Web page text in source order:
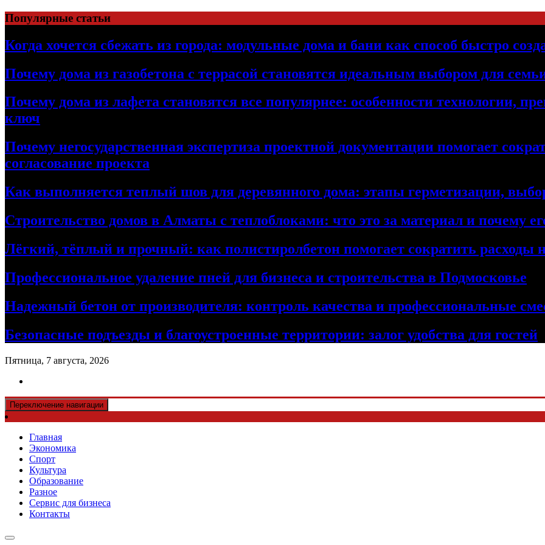
Перейти
к
содержимому
Популярные статьи
Когда хочется сбежать из города: модульные дома и бани как способ быстро
Почему дома из газобетона с террасой становятся идеальным выбором для
Почему дома из лафета становятся все популярнее: особенности технологии,
ключ
Почему негосударственная экспертиза проектной документации помогает
согласование проекта
Как выполняется теплый шов для деревянного дома: этапы герметизации,
Строительство домов в Алматы с теплоблоками: что это за материал и почему
Лёгкий, тёплый и прочный: как полистиролбетон помогает сократить расходы
Профессиональное удаление пней для бизнеса и строительства в Подмосковье
Надежный бетон от производителя: контроль качества и профессиональные
Безопасные подъезды и благоустроенные территории: залог удобства для гостей
Пятница, 7 августа, 2026
Переключение навигации
Главная
Экономика
Спорт
Культура
Образование
Разное
Сервис для бизнеса
Контакты